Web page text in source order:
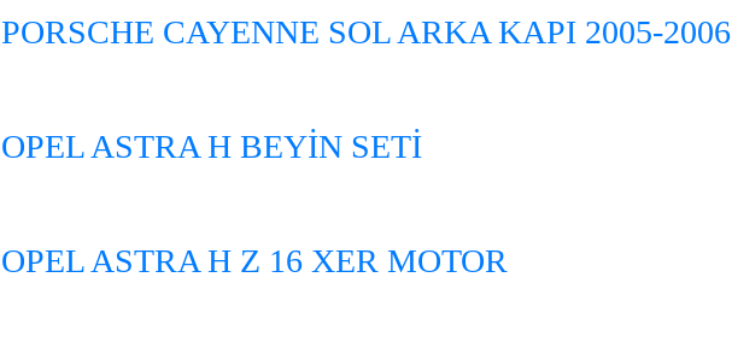
PORSCHE CAYENNE SOL ARKA KAPI 2005-2006
OPEL ASTRA H BEYİN SETİ
OPEL ASTRA H Z 16 XER MOTOR